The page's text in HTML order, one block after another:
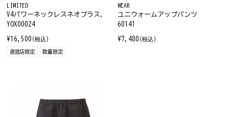
LIMITED
V4パワーネックレスネオプラス.
YOX00024
¥16,500 (税込)
直営店限定 数量限定
WEAR
ユニウォームアップパンツ
60141
¥7,480 (税込)